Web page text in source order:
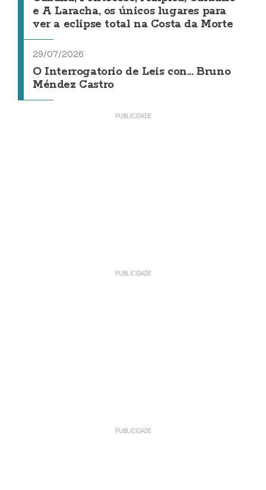
e A Laracha, os únicos lugares para
ver a eclipse total na Costa da Morte
29/07/2026
O Interrogatorio de Leis con... Bruno
Méndez Castro